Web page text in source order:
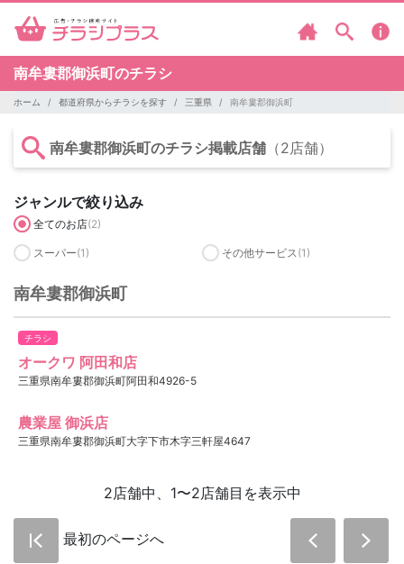
南牟婁郡御浜町のチラシ
ホーム 都道府県からチラシを探す 三重県 南牟婁郡御浜町
南牟婁郡御浜町のチラシ掲載店舗 （2店舗）
ジャンルで絞り込み
全てのお店(2)
スーパー(1) その他サービス (1)
南牟婁郡御浜町
チラシ
オークワ 阿田和店
三重県南牟婁郡御浜町阿田和4926-5
農業屋 御浜店
三重県南牟婁郡御浜町大字下市木字三軒屋4647
2店舗中、1〜2店舗目を表示中
最初のページへ